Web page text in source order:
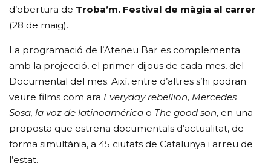
d’obertura de Troba’m. Festival de màgia al carrer
(28 de maig).
La programació de l’Ateneu Bar es complementa
amb la projecció, el primer dijous de cada mes, del
Documental del mes. Així, entre d’altres s’hi podran
veure films com ara Everyday rebellion, Mercedes
Sosa, la voz de latinoamérica o The good son, en una
proposta que estrena documentals d’actualitat, de
forma simultània, a 45 ciutats de Catalunya i arreu de
l’estat.